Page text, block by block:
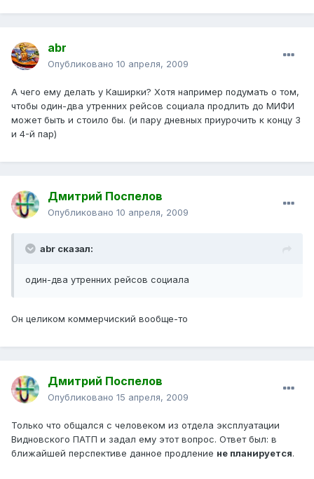
abr
Опубликовано 10 апреля, 2009
А чего ему делать у Каширки? Хотя например подумать о том,
чтобы один-два утренних рейсов социала продлить до МИФИ
может быть и стоило бы. (и пару дневных приурочить к концу 3
и 4-й пар)
Дмитрий Поспелов
Опубликовано 10 апреля, 2009
abr сказал:
один-два утренних рейсов социала
Он целиком коммерчиский вообще-то
Дмитрий Поспелов
Опубликовано 15 апреля, 2009
Только что общался с человеком из отдела эксплуатации
Видновского ПАТП и задал ему этот вопрос. Ответ был: в
ближайшей перспективе данное продление не планируется.